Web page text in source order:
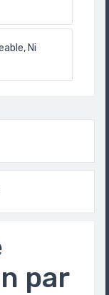
Ni
par